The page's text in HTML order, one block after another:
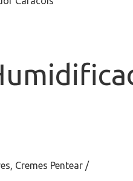
, Cremes Pentear /